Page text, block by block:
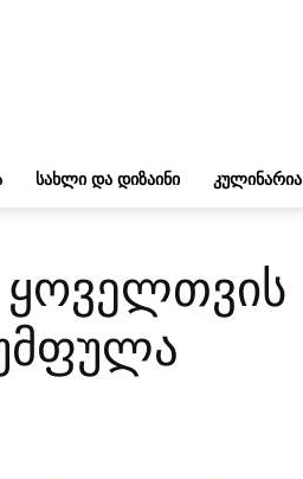
ᲡᲐᲮᲚᲘ ᲓᲐ ᲓᲘᲖᲐᲘᲜᲘ ᲙᲣᲚᲘᲜᲐᲠᲘᲐ
ყოველთვის